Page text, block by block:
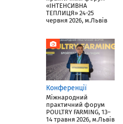
«ІНТЕНСИВНА
ТЕПЛИЦЯ» 24-25
червня 2026, м.Львів
Конференції
Міжнародний
практичний форум
POULTRY FARMING, 13–
14 травня 2026, м.Львів